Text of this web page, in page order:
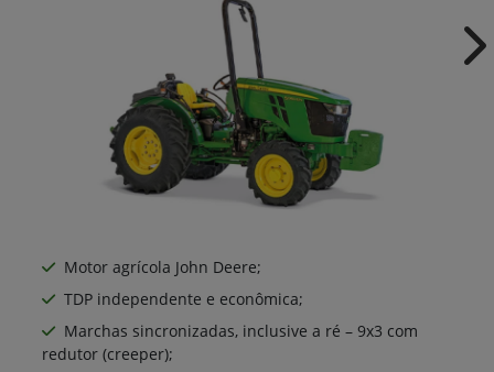
Motor agrícola John Deere;
TDP independente e econômica;
Marchas sincronizadas, inclusive a ré – 9x3 com
redutor (creeper);